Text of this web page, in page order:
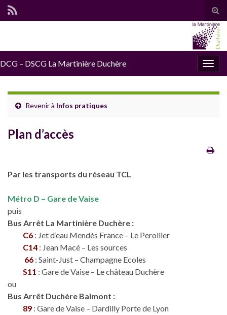
DCG – DSCG La Martinière Duchère
Revenir à Infos pratiques
Plan d’accès
Par les transports du réseau TCL
Métro D – Gare de Vaise
puis
Bus Arrêt La Martinière Duchère :
C6 : Jet d’eau Mendès France – Le Perollier
C14 : Jean Macé – Les sources
66 : Saint-Just – Champagne Ecoles
S11 : Gare de Vaise – Le château Duchère
ou
Bus Arrêt Duchère Balmont :
89 : Gare de Vaise – Dardilly Porte de Lyon